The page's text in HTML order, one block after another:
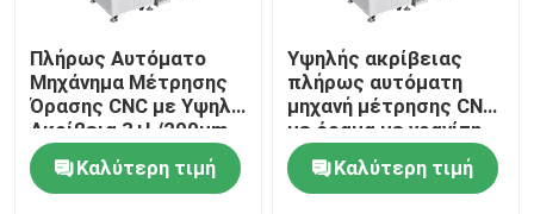
Πλήρως Αυτόματο
Μηχάνημα Μέτρησης
Όρασης CNC με Υψηλή
Ακρίβεια 3+L/200μm
και Οπτικό Όργανο
Μέτρησης με Βάση
από Γρανίτη
Καλύτερη τιμή
Υψηλής ακρίβειας
πλήρως αυτόματη
μηχανή μέτρησης CNC
με όραμα με γρανίτη
υλικό για οπτική 3D
μέτρησηΚαλύτερη τιμή